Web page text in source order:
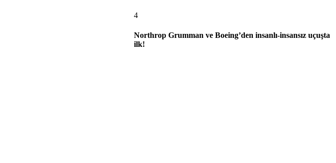
4
Northrop Grumman ve Boeing’den insanlı-insansız uçuşta
ilk!